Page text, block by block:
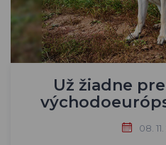
Už žiadne
08.